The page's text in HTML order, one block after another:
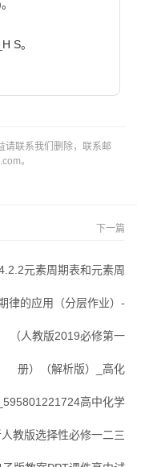
S。
请联系我们删除，联系邮
。
下一篇
元素周期表和元素周
律的应用（分层作业）-
（人教版2019必修第一
册）（解析版）_高化
_595801221724高中化学
教版选择性必修一二三